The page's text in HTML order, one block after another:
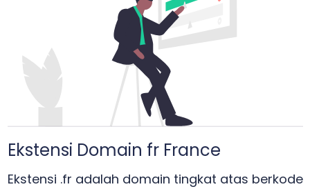
Ekstensi Domain fr France
Ekstensi .fr adalah domain tingkat atas berkode